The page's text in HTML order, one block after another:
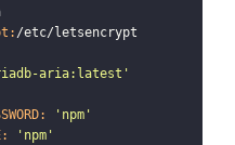
/etc/letsencrypt
aria:latest'
'npm'
'npm'